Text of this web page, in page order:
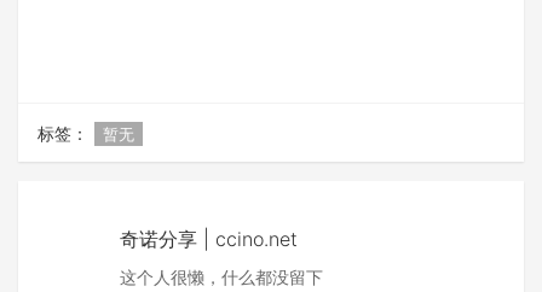
标签： 暂无
奇诺分享 | ccino.net
这个人很懒，什么都没留下